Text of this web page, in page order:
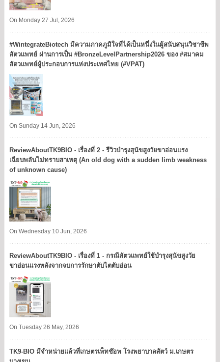
On Monday 27 Jul, 2026
#WintegrateBiotech มีความภาคภูมิใจที่ได้เป็นหนึ่งในผู้สนับสนุนวิชาชีพ
สัตวแพทย์ ผ่านการเป็น #BronzeLevelPartnership2026 ของ #สมาคม
สัตวแพทย์ผู้ประกอบการแห่งประเทศไทย (#VPAT)
On Sunday 14 Jun, 2026
ReviewAboutTK9BIO - เรื่องที่ 2 - รีวิวบำรุงสุนัขสูงวัยขาอ่อนแรง
เฉียบพลันไม่ทราบสาเหตุ (An old dog with a sudden limb weakness
of unknown cause)
On Wednesday 10 Jun, 2026
ReviewAboutTK9BIO - เรื่องที่ 1 - กรณีสัตวแพทย์ใช้บำรุงสุนัขสูงวัย
ขาอ่อนแรงหลังจากจบการรักษาตับไตตับอ่อน
On Tuesday 26 May, 2026
TK9​-BIO มีจำหน่ายแล้วที่เกษตรเพ็ทช๊อพ โรงพยาบาลสัตว์ ม.เกษตร